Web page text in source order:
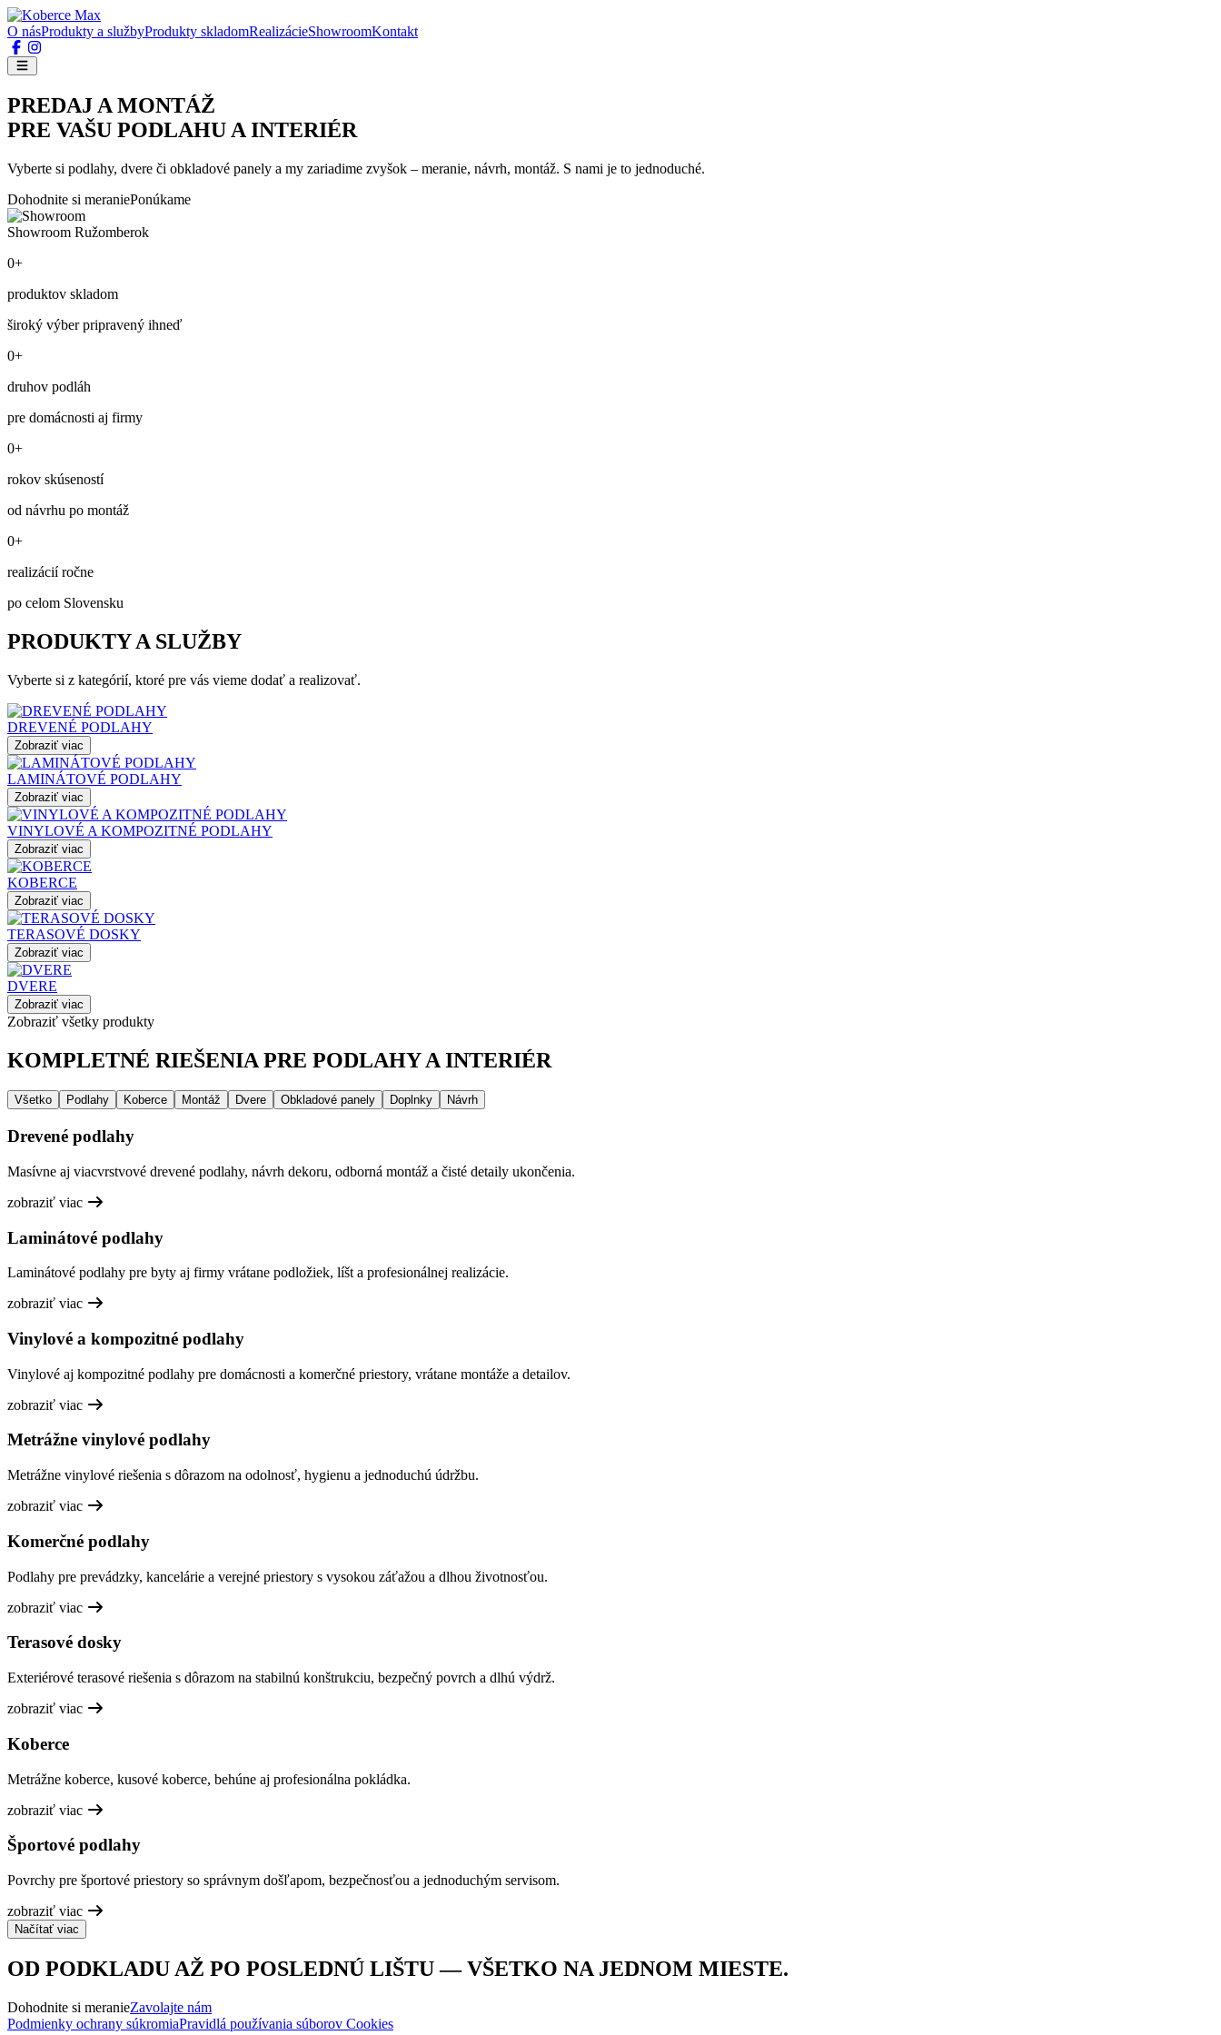
O násProdukty a službyProdukty skladomRealizácieShowroomKontakt
PREDAJ A MONTÁŽ
PRE VAŠU PODLAHU A INTERIÉR
Vyberte si podlahy, dvere či obkladové panely a my zariadime zvyšok – meranie, návrh, montáž. S nami je to jednoduché.
Dohodnite si meraniePonúkame
Showroom Ružomberok
0+
produktov skladom
široký výber pripravený ihneď
0+
druhov podláh
pre domácnosti aj firmy
0+
rokov skúseností
od návrhu po montáž
0+
realizácií ročne
po celom Slovensku
PRODUKTY A SLUŽBY
Vyberte si z kategórií, ktoré pre vás vieme dodať a realizovať.
DREVENÉ PODLAHY
Zobraziť viac
LAMINÁTOVÉ PODLAHY
Zobraziť viac
VINYLOVÉ A KOMPOZITNÉ PODLAHY
Zobraziť viac
KOBERCE
Zobraziť viac
TERASOVÉ DOSKY
Zobraziť viac
DVERE
Zobraziť viac
Zobraziť všetky produkty
KOMPLETNÉ RIEŠENIA PRE PODLAHY A INTERIÉR
Všetko Podlahy Koberce Montáž Dvere Obkladové panely Doplnky Návrh
Drevené podlahy
Masívne aj viacvrstvové drevené podlahy, návrh dekoru, odborná montáž a čisté detaily ukončenia.
zobraziť viac
Laminátové podlahy
Laminátové podlahy pre byty aj firmy vrátane podložiek, líšt a profesionálnej realizácie.
zobraziť viac
Vinylové a kompozitné podlahy
Vinylové aj kompozitné podlahy pre domácnosti a komerčné priestory, vrátane montáže a detailov.
zobraziť viac
Metrážne vinylové podlahy
Metrážne vinylové riešenia s dôrazom na odolnosť, hygienu a jednoduchú údržbu.
zobraziť viac
Komerčné podlahy
Podlahy pre prevádzky, kancelárie a verejné priestory s vysokou záťažou a dlhou životnosťou.
zobraziť viac
Terasové dosky
Exteriérové terasové riešenia s dôrazom na stabilnú konštrukciu, bezpečný povrch a dlhú výdrž.
zobraziť viac
Koberce
Metrážne koberce, kusové koberce, behúne aj profesionálna pokládka.
zobraziť viac
Športové podlahy
Povrchy pre športové priestory so správnym došľapom, bezpečnosťou a jednoduchým servisom.
zobraziť viac
Načítať viac
OD PODKLADU AŽ PO POSLEDNÚ LIŠTU — VŠETKO NA JEDNOM MIESTE.
Dohodnite si meranieZavolajte nám
Podmienky ochrany súkromiaPravidlá používania súborov Cookies